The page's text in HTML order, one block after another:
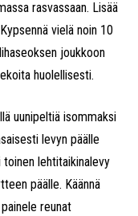
rasvassaan. Lisää
vielä noin 10
joukkoon
huolellisesti.
uunipeltiä isommaksi
levyn päälle
lehtitaikinalevy
päälle. Käännä
reunat